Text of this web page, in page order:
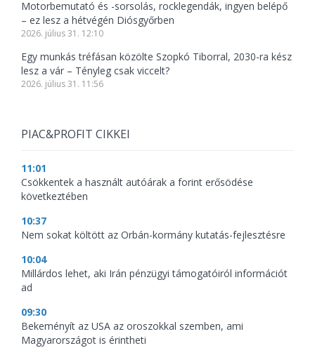
Motorbemutató és -sorsolás, rocklegendák, ingyen belépő
– ez lesz a hétvégén Diósgyőrben
2026. július 31. 12:10
Egy munkás tréfásan közölte Szopkó Tiborral, 2030-ra kész
lesz a vár – Tényleg csak viccelt?
2026. július 31. 11:56
PIAC&PROFIT CIKKEI
11:01
Csökkentek a használt autóárak a forint erősödése
következtében
10:37
Nem sokat költött az Orbán-kormány kutatás-fejlesztésre
10:04
Millárdos lehet, aki Irán pénzügyi támogatóiról információt
ad
09:30
Bekeményít az USA az oroszokkal szemben, ami
Magyarországot is érintheti